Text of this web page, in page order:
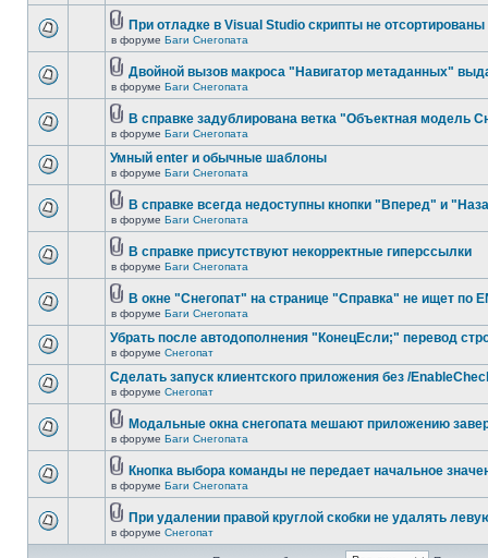
При отладке в Visual Studio скрипты не отсортированы
в форуме Баги Снегопата
Двойной вызов макроса "Навигатор метаданных"
в форуме Баги Снегопата
В справке задублирована ветка "Объектная модель
в форуме Баги Снегопата
Умный enter и обычные шаблоны
в форуме Баги Снегопата
В справке всегда недоступны кнопки "Вперед" и
в форуме Баги Снегопата
В справке присутствуют некорректные гиперссылки
в форуме Баги Снегопата
В окне "Снегопат" на странице "Справка" не ищет по
в форуме Баги Снегопата
Убрать после автодополнения "КонецЕсли;" перевод
в форуме Снегопат
Cделать запуск клиентского приложения без /
в форуме Снегопат
Модальные окна снегопата мешают приложению
в форуме Баги Снегопата
Кнопка выбора команды не передает начальное
в форуме Баги Снегопата
При удалении правой круглой скобки не удалять
в форуме Снегопат